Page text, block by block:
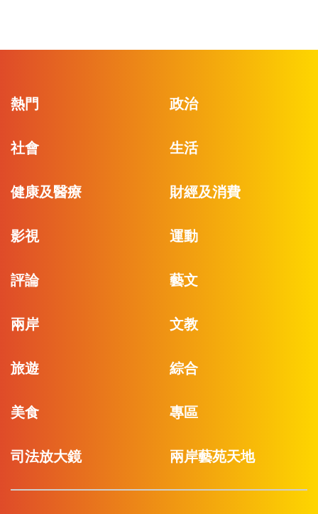
熱門 政治
社會 生活
健康及醫療 財經及消費
影視 運動
評論 藝文
兩岸 文教
旅遊 綜合
美食 專區
司法放大鏡 兩岸藝苑天地